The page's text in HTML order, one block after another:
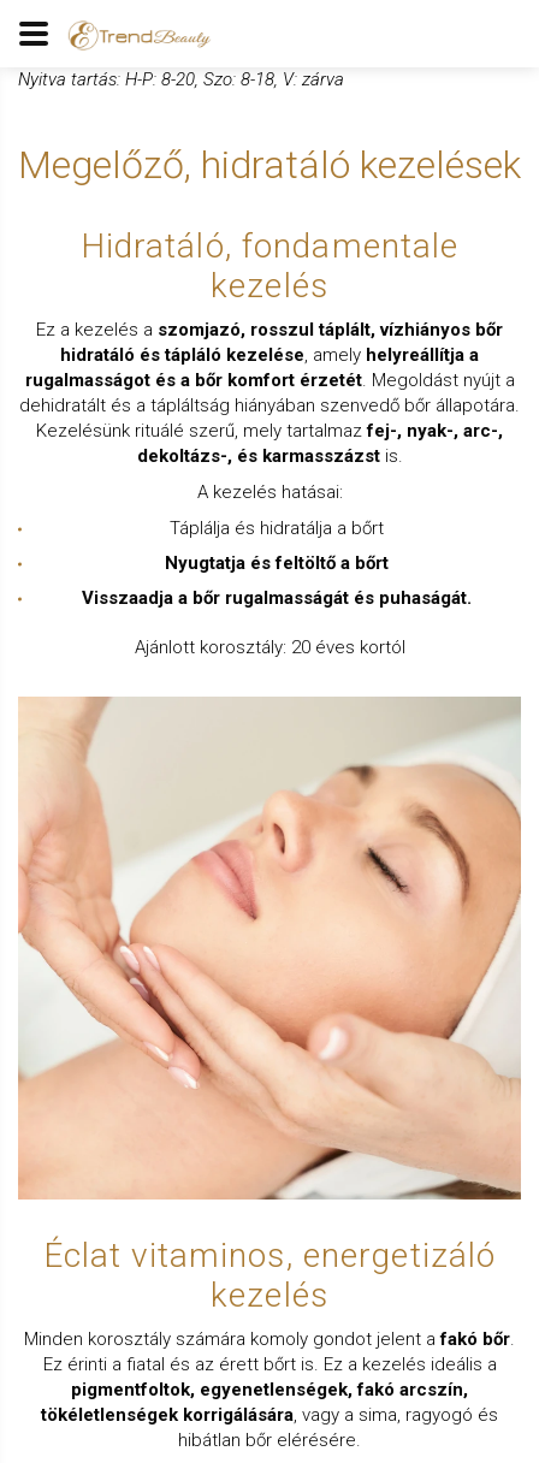
Nyitva tartás: H-P: 8-20, Szo: 8-18, V: zárva
Megelőző, hidratáló kezelések
Hidratáló, fondamentale
kezelés
Ez a kezelés a szomjazó, rosszul táplált, vízhiányos bőr
hidratáló és tápláló kezelése, amely helyreállítja a
rugalmasságot és a bőr komfort érzetét. Megoldást nyújt a
dehidratált és a tápláltság hiányában szenvedő bőr állapotára.
Kezelésünk rituálé szerű, mely tartalmazfej-, nyak-, arc-,
dekoltázs-, és karmasszázstis.
A kezelés hatásai:
Táplálja és hidratálja a bőrt
Nyugtatja és feltöltő a bőrt
Visszaadja a bőr rugalmasságát és puhaságát.
Ajánlott korosztály: 20 éves kortól
Éclat vitaminos, energetizáló
kezelés
Minden korosztály számára komoly gondot jelent afakó bőr.
Ez érinti a fiatal és az érett bőrt is. Ez a kezelés ideális a
pigmentfoltok, egyenetlenségek, fakó arcszín,
tökéletlenségek korrigálására, vagy a sima, ragyogó és
hibátlan bőr elérésére.